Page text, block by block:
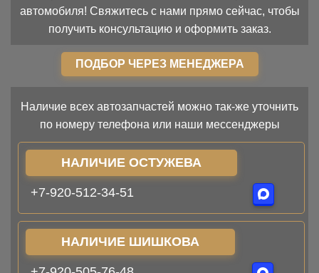
автомобиля! Свяжитесь с нами прямо сейчас, чтобы
получить консультацию и оформить заказ.
ПОДБОР ЧЕРЕЗ МЕНЕДЖЕРА
Наличие всех автозапчастей можно так-же уточнить
по номеру телефона или наши мессенджеры
НАЛИЧИЕ ОСТУЖЕВА
+7-920-512-34-51
НАЛИЧИЕ ШИШКОВА